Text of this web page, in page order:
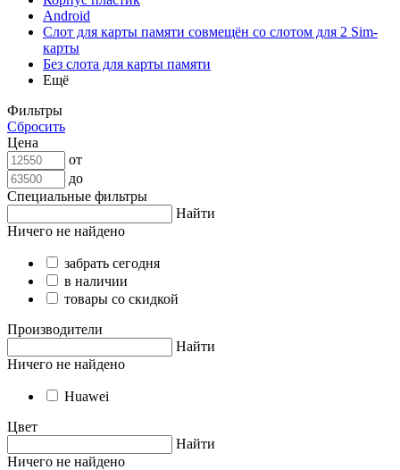
Android
Слот для карты памяти совмещён со слотом для 2 Sim-
карты
Без слота для карты памяти
Ещё
Фильтры
Сбросить
Цена
от
до
Специальные фильтры
Найти
Ничего не найдено
забрать сегодня
в наличии
товары со скидкой
Производители
Найти
Ничего не найдено
Huawei
Цвет
Найти
Ничего не найдено